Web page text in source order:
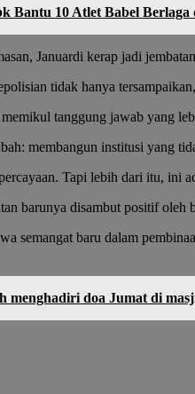
Bantu 10 Atlet Babel Berlaga
Januardi kerap jadi
tidak hanya
tanggung jawab yang
membangun institusi yang
Tapi lebih dari itu, ini
barunya disambut positif oleh
semangat baru dalam
menghadiri doa Jumat di